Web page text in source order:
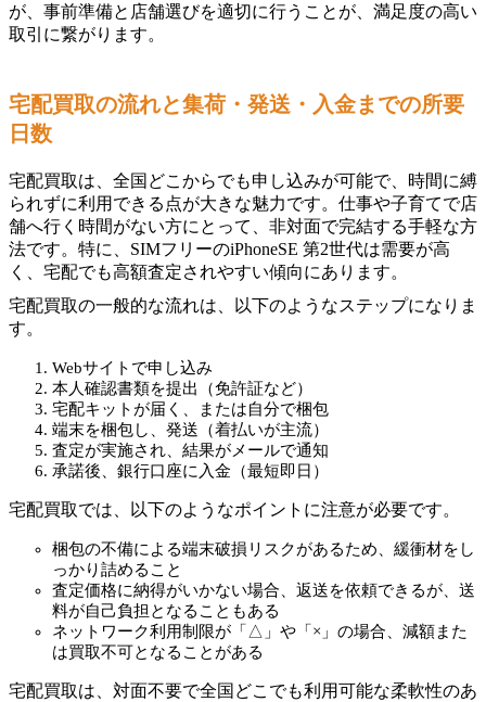
が、事前準備と店舗選びを適切に行うことが、満足度の高い
取引に繋がります。
宅配買取の流れと集荷・発送・入金までの所要
日数
宅配買取は、全国どこからでも申し込みが可能で、時間に縛
られずに利用できる点が大きな魅力です。仕事や子育てで店
舗へ行く時間がない方にとって、非対面で完結する手軽な方
法です。特に、SIMフリーのiPhoneSE 第2世代は需要が高
く、宅配でも高額査定されやすい傾向にあります。
宅配買取の一般的な流れは、以下のようなステップになりま
す。
Webサイトで申し込み
本人確認書類を提出（免許証など）
宅配キットが届く、または自分で梱包
端末を梱包し、発送（着払いが主流）
査定が実施され、結果がメールで通知
承諾後、銀行口座に入金（最短即日）
宅配買取では、以下のようなポイントに注意が必要です。
梱包の不備による端末破損リスクがあるため、緩衝材をし
っかり詰めること
査定価格に納得がいかない場合、返送を依頼できるが、送
料が自己負担となることもある
ネットワーク利用制限が「△」や「×」の場合、減額また
は買取不可となることがある
宅配買取は、対面不要で全国どこでも利用可能な柔軟性のあ